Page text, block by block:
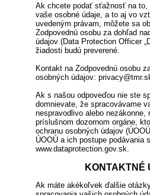
Ak chcete podať sťažnosť na to,
vaše osobné údaje, a to aj vo
uvedeným právam, môžete sa
Zodpovednú osobu za dohľad
údajov (Data Protection Officer
žiadosti budú preverené.
Kontakt na Zodpovednú osobu
osobných údajov: privacy@tmr.sk
Ak s našou odpoveďou nie ste
domnievate, že spracovávame
nespravodlivo alebo
príslušnom dozornom orgáne,
ochranu osobných údajov
ÚOOÚ a ich postupe podávania
www.dataprotection.gov.sk.
KONTAKTNÉ
Ak máte akékoľvek ďalšie